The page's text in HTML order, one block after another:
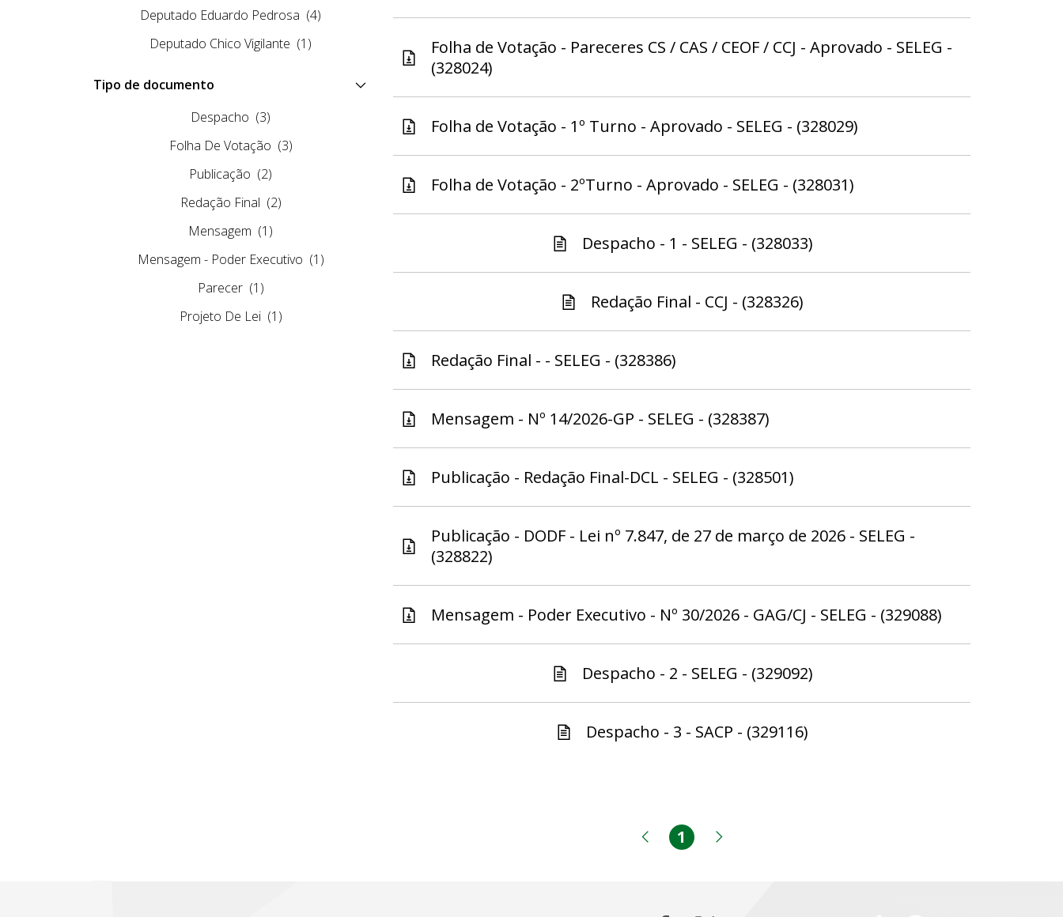
Deputado Eduardo Pedrosa (4)
Deputado Chico Vigilante (1)
Tipo de documento
Despacho (3)
Folha De Votação (3)
Publicação (2)
Redação Final (2)
Mensagem (1)
Mensagem - Poder Executivo (1)
Parecer (1)
Projeto De Lei (1)
Folha de Votação - Pareceres CS / CAS / CEOF / CCJ - Aprovado - SELEG -
(328024)
Folha de Votação - 1º Turno - Aprovado - SELEG - (328029)
Folha de Votação - 2ºTurno - Aprovado - SELEG - (328031)
Despacho - 1 - SELEG - (328033)
Redação Final - CCJ - (328326)
Redação Final - - SELEG - (328386)
Mensagem - Nº 14/2026-GP - SELEG - (328387)
Publicação - Redação Final-DCL - SELEG - (328501)
Publicação - DODF - Lei nº 7.847, de 27 de março de 2026 - SELEG -
(328822)
Mensagem - Poder Executivo - Nº 30/2026 - GAG/CJ - SELEG - (329088)
Despacho - 2 - SELEG - (329092)
Despacho - 3 - SACP - (329116)
Página anterior
Página
1